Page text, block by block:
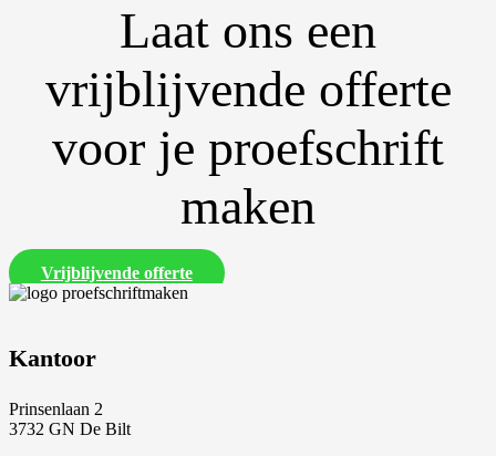
Laat ons een
vrijblijvende offerte
voor je proefschrift
maken
Vrijblijvende offerte
Kantoor
Prinsenlaan 2
3732 GN De Bilt